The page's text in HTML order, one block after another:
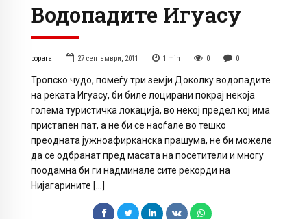
Водопадите Игуасу
popara 27 септември, 2011 1 min 0 0
Тропско чудо, помеѓу три земји Доколку водопадите
на реката Игуасу, би биле лоцирани покрај некоја
голема туристичка локација, во некој предел кој има
пристапен пат, а не би се наоѓале во тешко
преодната јужноафирканска прашума, не би можеле
да се одбранат пред масата на посетители и многу
поодамна би ги надминале сите рекорди на
Нијагарините […]